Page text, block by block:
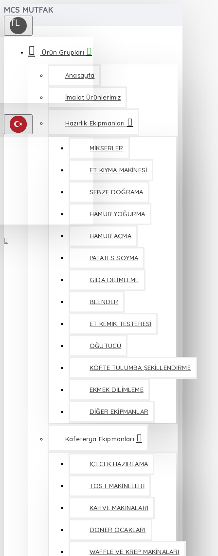
MCS MUTFAK
TL
Ürün Grupları
Anasayfa
İmalat Ürünlerimiz
Hazırlık Ekipmanları
MİKSERLER
ET KIYMA MAKİNESİ
SEBZE DOĞRAMA
HAMUR YOĞURMA
HAMUR AÇMA
PATATES SOYMA
GIDA DİLİMLEME
BLENDER
ET KEMİK TESTERESİ
ÖĞÜTÜCÜ
KÖFTE TULUMBA ŞEKİLLENDİRME
EKMEK DİLİMLEME
DİĞER EKİPMANLAR
Kafeterya Ekipmanları
İÇECEK HAZIRLAMA
TOST MAKİNELERİ
KAHVE MAKİNALARI
DÖNER OCAKLARI
WAFFLE VE KREP MAKİNALARI